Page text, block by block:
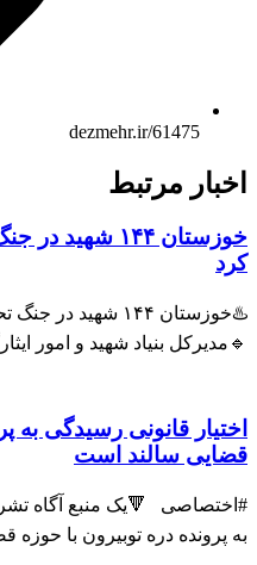
dezmehr.ir/61475
مرتبط
خوزستان ۱۴۴ شهید
♨️خوزستان ۱۴۴ شهید در
بنیاد شهید و امور
قانونی رسیدگی به
سالند است
🔻یک منبع آگاه تشریح
دره توبیرون با حوزه